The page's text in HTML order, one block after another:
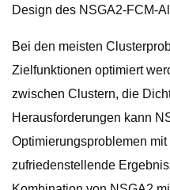
Design des NSGA2-FCM-
Bei den meisten
Zielfunktionen optimiert
zwischen Clustern, die
Herausforderungen kann
Optimierungsproblemen
zufriedenstellende